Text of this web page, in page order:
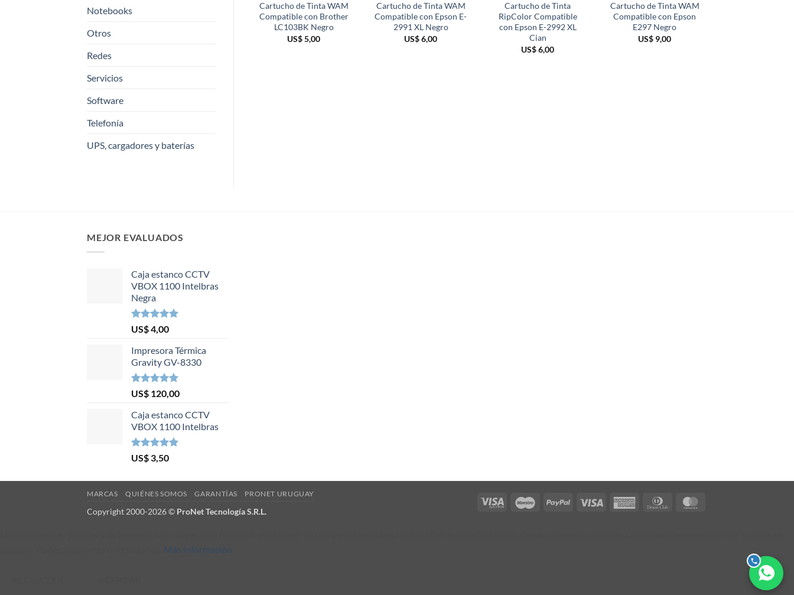
Notebooks
Otros
Redes
Servicios
Software
Telefonía
UPS, cargadores y baterías
Cartucho de Tinta WAM
Compatible con Brother
LC103BK Negro
US$5,00
Cartucho de Tinta WAM
Compatible con Epson E-
2991 XL Negro
US$6,00
Cartucho de Tinta
RipColor Compatible
con Epson E-2992 XL
Cian
US$6,00
Cartucho de Tinta WAM
Compatible con Epson
E297 Negro
US$ 9,00
MEJOR EVALUADOS
Caja estanco CCTV
VBOX 1100 Intelbras
Negra
Valorado en
5.00
de 5
US$4,00
Impresora Térmica
Gravity GV-8330
Valorado en
5.00
de 5
US$ 120,00
Caja estanco CCTV
VBOX 1100 Intelbras
Valorado en
5.00
de 5
US$ 3,50
Visa
Maestro PayPal Visa
American
Dinners
MARCAS QUIÉNES SOMOS GARANTÍAS PRONET URUGUAY
Copyright 2000-2026 © ProNet Tecnología S.R.L.
Más información